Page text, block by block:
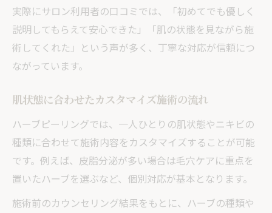
実際にサロン利用者の口コミでは、「初めてでも優しく
説明してもらえて安心できた」「肌の状態を見ながら施
術してくれた」という声が多く、丁寧な対応が信頼につ
ながっています。
肌状態に合わせたカスタマイズ施術の流れ
ハーブピーリングでは、一人ひとりの肌状態やニキビの
種類に合わせて施術内容をカスタマイズすることが可能
です。例えば、皮脂分泌が多い場合は毛穴ケアに重点を
置いたハーブを選ぶなど、個別対応が基本となります。
施術前のカウンセリング結果をもとに、ハーブの種類や